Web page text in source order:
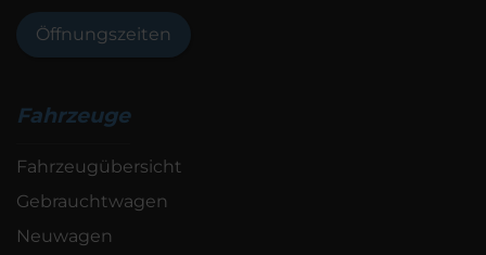
Öffnungszeiten
Fahrzeuge
Fahrzeugübersicht
Gebrauchtwagen
Neuwagen